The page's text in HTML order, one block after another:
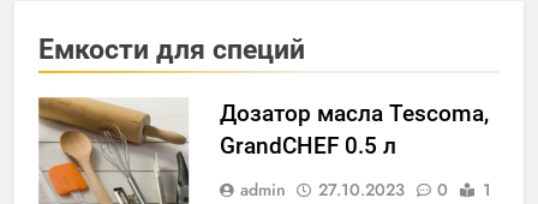
Емкости для специй
Дозатор масла Tescoma,
GrandCHEF 0.5 л
admin 27.10.2023 0
1